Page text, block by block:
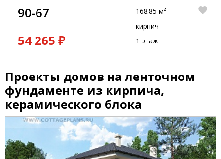
90-67
54 265 ₽
168.85 м²
кирпич
1 этаж
Проекты домов на ленточном
фундаменте из кирпича,
керамического блока